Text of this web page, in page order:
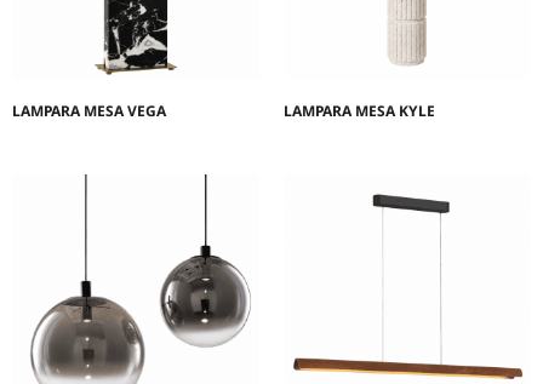
LAMPARA MESA VEGA LAMPARA MESA KYLE